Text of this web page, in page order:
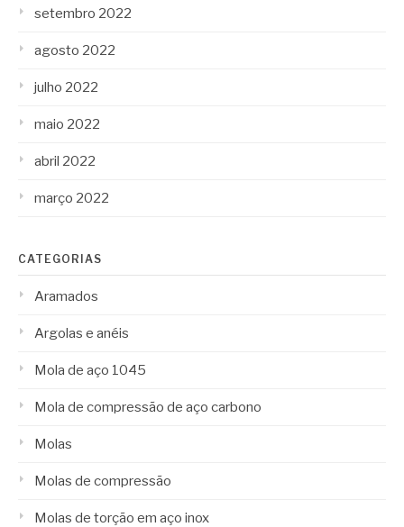
setembro 2022
agosto 2022
julho 2022
maio 2022
abril 2022
março 2022
CATEGORIAS
Aramados
Argolas e anéis
Mola de aço 1045
Mola de compressão de aço carbono
Molas
Molas de compressão
Molas de torção em aço inox